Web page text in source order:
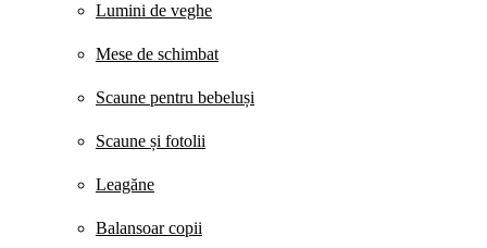
Lumini de veghe
Mese de schimbat
Scaune pentru bebeluși
Scaune și fotolii
Leagăne
Balansoar copii